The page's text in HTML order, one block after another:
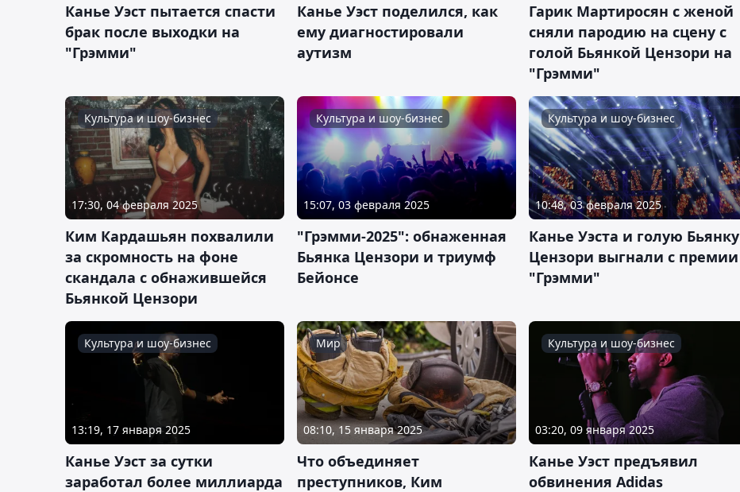
Канье Уэст пытается спасти
брак после выходки на
"Грэмми"
Канье Уэст поделился, как
ему диагностировали
аутизм
Гарик Мартиросян с женой
сняли пародию на сцену с
голой Бьянкой Цензори на
"Грэмми"
Культура и шоу-бизнес
17:30, 04 февраля 2025
Ким Кардашьян похвалили
за скромность на фоне
скандала с обнажившейся
Бьянкой Цензори
Культура и шоу-бизнес
15:07, 03 февраля 2025
"Грэмми-2025": обнаженная
Бьянка Цензори и триумф
Бейонсе
Культура и шоу-бизнес
10:48, 03 февраля 2025
Канье Уэста и голую Бьянку
Цензори выгнали с премии
"Грэмми"
Культура и шоу-бизнес
13:19, 17 января 2025
Канье Уэст за сутки
заработал более миллиарда
Мир
08:10, 15 января 2025
Что объединяет
преступников, Ким
Культура и шоу-бизнес
03:20, 09 января 2025
Канье Уэст предъявил
обвинения Adidas